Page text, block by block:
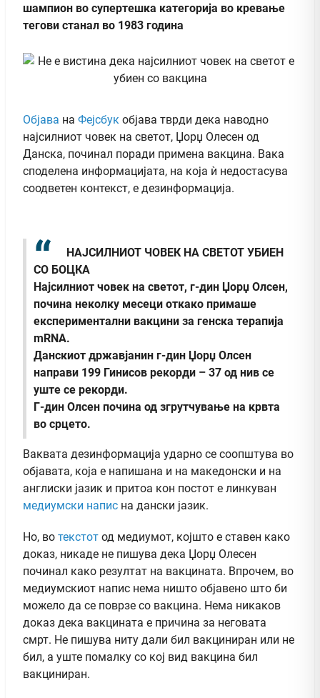
шампион во супертешка категорија во кревање
тегови станал во 1983 година
Објава на Фејсбук објава тврди дека наводно
најсилниот човек на светот, Џорџ Олесен од
Данска, починал поради примена вакцина. Вака
споделена информацијата, на која ѝ недостасува
соодветен контекст, е дезинформација.
НАЈСИЛНИОТ ЧОВЕК НА СВЕТОТ УБИЕН
СО БОЦКА
Најсилниот човек на светот, г-дин Џорџ Олсен,
почина неколку месеци откако примаше
експериментални вакцини за генска терапија
mRNA.
Данскиот државјанин г-дин Џорџ Олсен
направи 199 Гинисов рекорди – 37 од нив се
уште се рекорди.
Г-дин Олсен почина од згрутчување на крвта
во срцето.
Ваквата дезинформација ударно се соопштува во
објавата, која е напишана и на македонски и на
англиски јазик и притоа кон постот е линкуван
медиумски напис на дански јазик.
Но, во текстот од медиумот, којшто е ставен како
доказ, никаде не пишува дека Џорџ Олесен
починал како резултат на вакцината. Впрочем, во
медиумскиот напис нема ништо објавено што би
можело да се поврзе со вакцина. Нема никаков
доказ дека вакцината е причина за неговата
смрт. Не пишува ниту дали бил вакциниран или не
бил, а уште помалку со кој вид вакцина бил
вакциниран.